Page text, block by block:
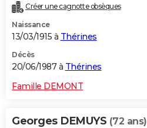
Créer une cagnotte obsèques
Naissance
13/03/1915 à Thérines
Décès
20/06/1987 à Thérines
Famille DEMONT
Georges DEMUYS (72 ans)